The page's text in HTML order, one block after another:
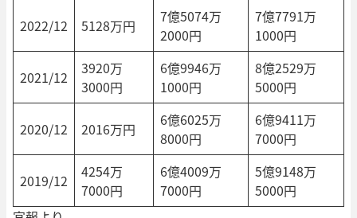
2022/12 5128万円
7億5074万
2000円
7億7791万
1000円
2021/12
3920万
3000円
6億9946万
1000円
8億2529万
5000円
2020/12 2016万円
6億6025万
8000円
6億9411万
7000円
2019/12
4254万
7000円
6億4009万
7000円
5億9148万
5000円